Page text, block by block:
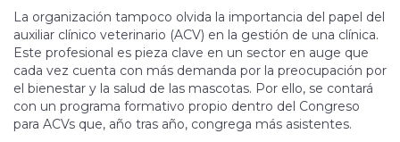
La organización tampoco olvida la importancia del papel del
auxiliar clínico veterinario (ACV) en la gestión de una clínica.
Este profesional es pieza clave en un sector en auge que
cada vez cuenta con más demanda por la preocupación por
el bienestar y la salud de las mascotas. Por ello, se contará
con un programa formativo propio dentro del Congreso
para ACVs que, año tras año, congrega más asistentes.